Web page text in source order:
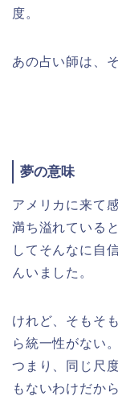
度。
あの占い師は、
夢の意味
アメリカに来て
満ち溢れている
してそんなに自
んいました。
けれど、そもそ
ら統一性がない。
つまり、同じ尺
もないわけだか